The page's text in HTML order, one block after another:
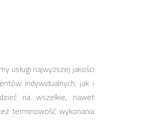
usługi najwyższej jakości
indywidualnych, jak i
na wszelkie, nawet
terminowość wykonania